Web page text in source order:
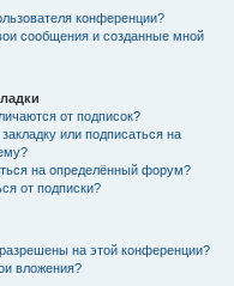
конференции?
сообщения и созданные мной
от подписок?
или подписаться на
на определённый форум?
от подписки?
на этой конференции?
вложения?